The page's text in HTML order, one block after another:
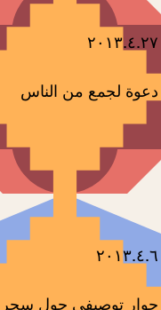
٢٠١٣.٤.٢٧
دعوة لجمع من الناس
٢٠١٣.٤.٦
حوار توصيفي حول سحر